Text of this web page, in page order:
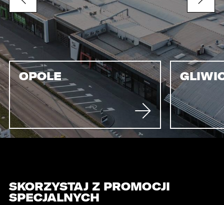
OPOLE
SKORZYSTAJ Z PROMOCJI
SPECJALNYCH